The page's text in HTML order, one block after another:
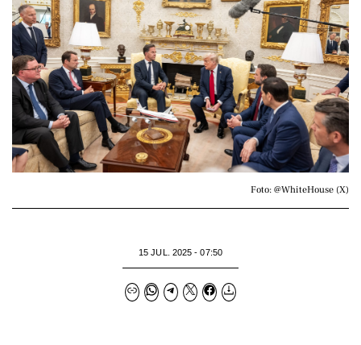
Foto: @WhiteHouse (X)
15 JUL. 2025 - 07:50